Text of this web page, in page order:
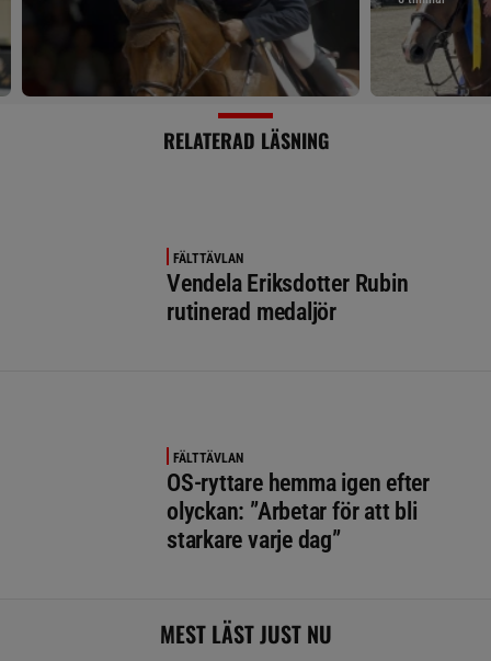
RELATERAD LÄSNING
FÄLTTÄVLAN
Vendela Eriksdotter Rubin
rutinerad medaljör
FÄLTTÄVLAN
OS-ryttare hemma igen efter
olyckan: ”Arbetar för att bli
starkare varje dag”
MEST LÄST JUST NU